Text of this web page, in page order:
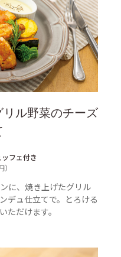
ル野菜のチーズ
フェ付き
に、焼き上げたグリル
デュ仕立てで。とろける
ただけます。